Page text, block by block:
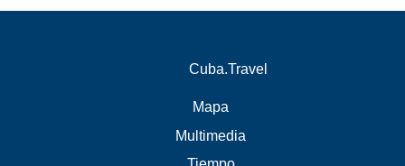
Cuba.Travel
Mapa
Multimedia